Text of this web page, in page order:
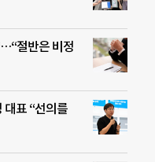
절반은 비정
대표 “선의를